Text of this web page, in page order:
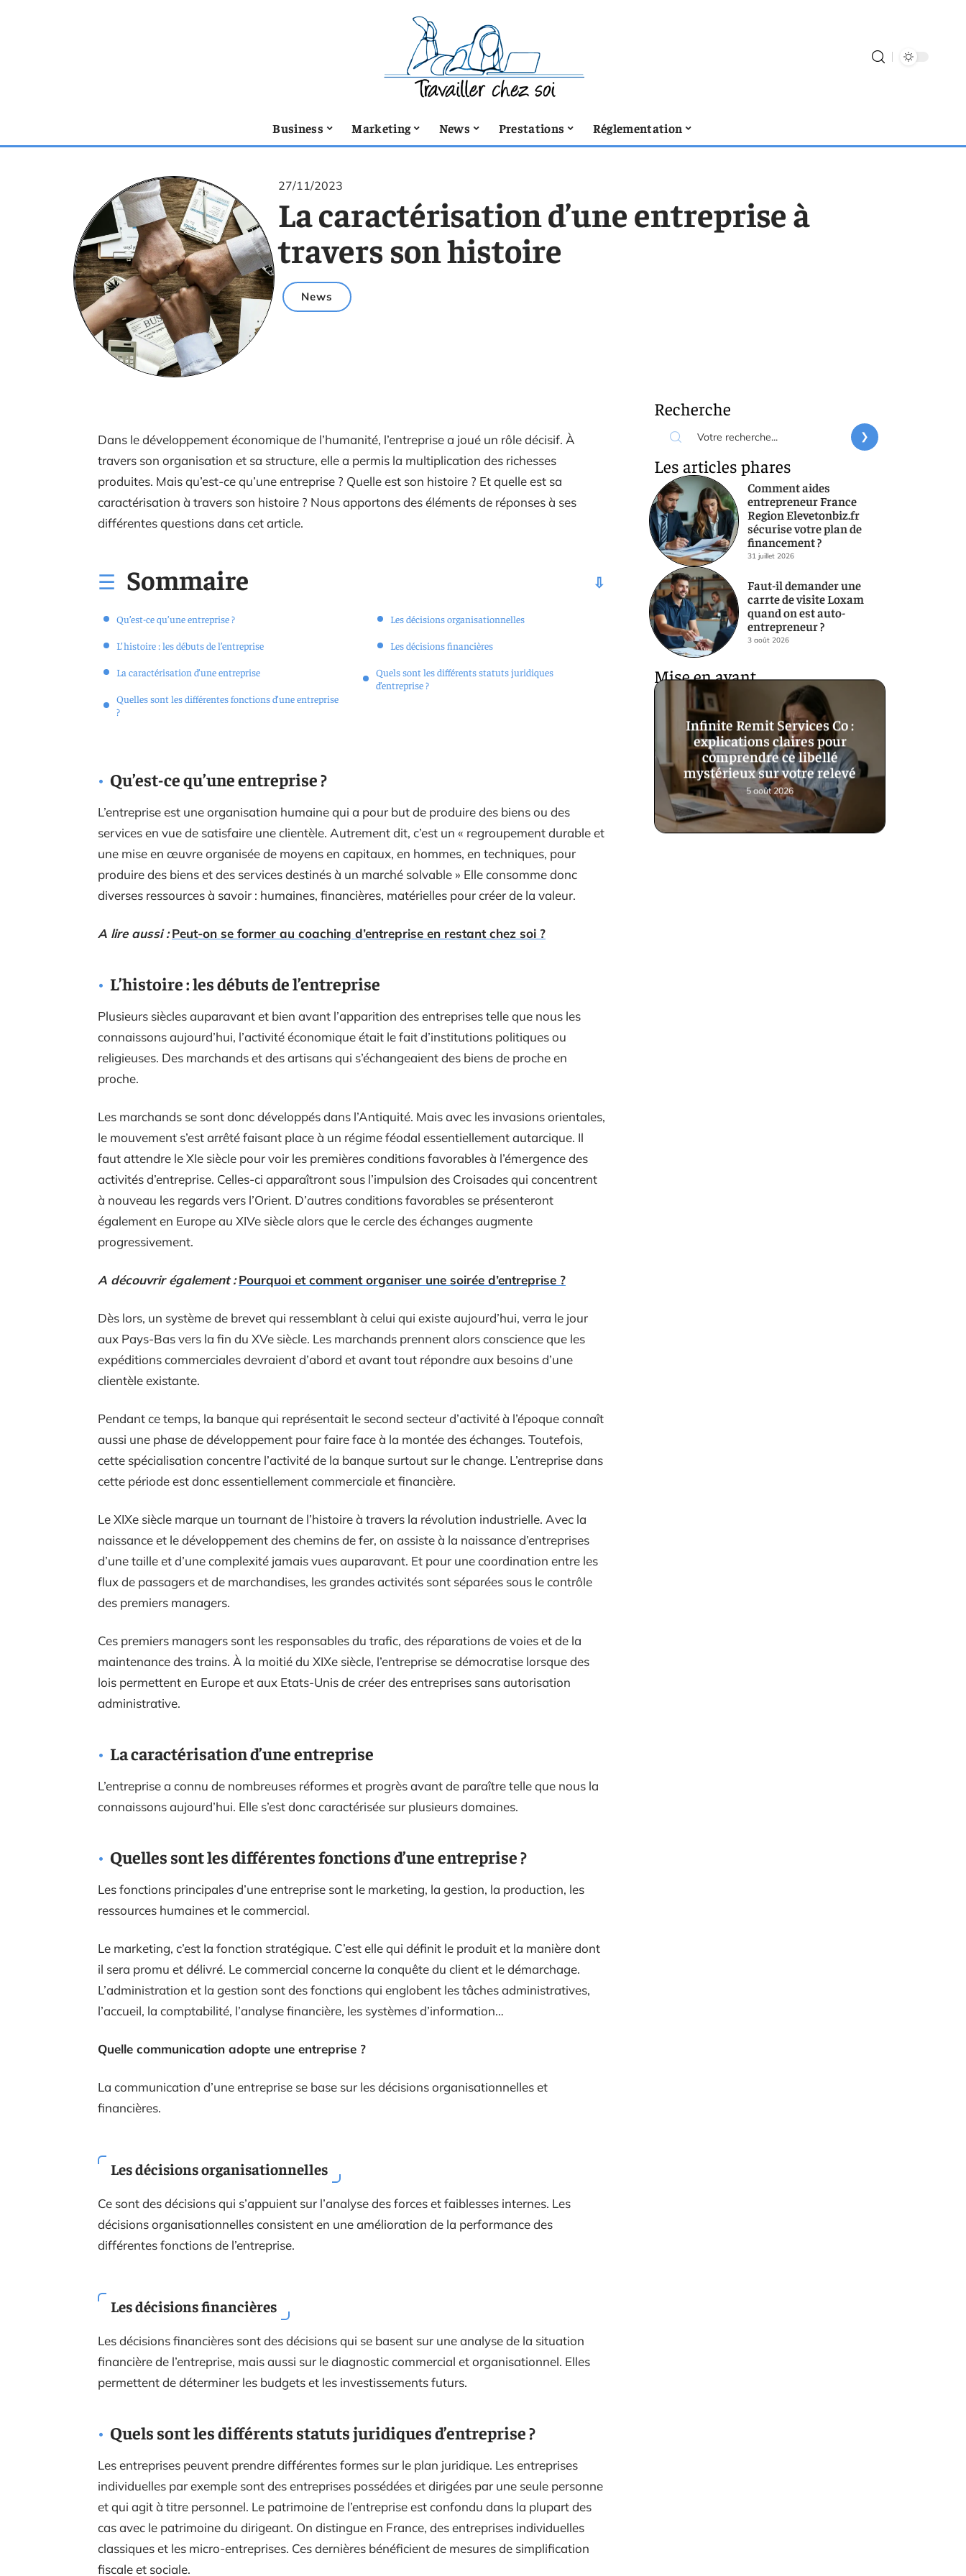
Business Marketing News Prestations Réglementation
27/11/2023
La caractérisation d’une entreprise à
travers son histoire
News
Dans le développement économique de l’humanité, l’entreprise a joué un rôle décisif. À
travers son organisation et sa structure, elle a permis la multiplication des richesses
produites. Mais qu’est-ce qu’une entreprise ? Quelle est son histoire ? Et quelle est sa
caractérisation à travers son histoire ? Nous apportons des éléments de réponses à ses
différentes questions dans cet article.
Sommaire
Qu’est-ce qu’une entreprise ?
L’histoire : les débuts de l’entreprise
La caractérisation d’une entreprise
Quelles sont les différentes fonctions d’une entreprise
?
Les décisions organisationnelles
Les décisions financières
Quels sont les différents statuts juridiques
d’entreprise ?
Qu’est-ce qu’une entreprise ?
L’entreprise est une organisation humaine qui a pour but de produire des biens ou des
services en vue de satisfaire une clientèle. Autrement dit, c’est un « regroupement durable et
une mise en œuvre organisée de moyens en capitaux, en hommes, en techniques, pour
produire des biens et des services destinés à un marché solvable » Elle consomme donc
diverses ressources à savoir : humaines, financières, matérielles pour créer de la valeur.
A lire aussi : Peut-on se former au coaching d’entreprise en restant chez soi ?
L’histoire : les débuts de l’entreprise
Plusieurs siècles auparavant et bien avant l’apparition des entreprises telle que nous les
connaissons aujourd’hui, l’activité économique était le fait d’institutions politiques ou
religieuses. Des marchands et des artisans qui s’échangeaient des biens de proche en
proche.
Les marchands se sont donc développés dans l’Antiquité. Mais avec les invasions orientales,
le mouvement s’est arrêté faisant place à un régime féodal essentiellement autarcique. Il
faut attendre le XIe siècle pour voir les premières conditions favorables à l’émergence des
activités d’entreprise. Celles-ci apparaîtront sous l’impulsion des Croisades qui concentrent
à nouveau les regards vers l’Orient. D’autres conditions favorables se présenteront
également en Europe au XIVe siècle alors que le cercle des échanges augmente
progressivement.
A découvrir également : Pourquoi et comment organiser une soirée d’entreprise ?
Dès lors, un système de brevet qui ressemblant à celui qui existe aujourd’hui, verra le jour
aux Pays-Bas vers la fin du XVe siècle. Les marchands prennent alors conscience que les
expéditions commerciales devraient d’abord et avant tout répondre aux besoins d’une
clientèle existante.
Pendant ce temps, la banque qui représentait le second secteur d’activité à l’époque connaît
aussi une phase de développement pour faire face à la montée des échanges. Toutefois,
cette spécialisation concentre l’activité de la banque surtout sur le change. L’entreprise dans
cette période est donc essentiellement commerciale et financière.
Le XIXe siècle marque un tournant de l’histoire à travers la révolution industrielle. Avec la
naissance et le développement des chemins de fer, on assiste à la naissance d’entreprises
d’une taille et d’une complexité jamais vues auparavant. Et pour une coordination entre les
flux de passagers et de marchandises, les grandes activités sont séparées sous le contrôle
des premiers managers.
Ces premiers managers sont les responsables du trafic, des réparations de voies et de la
maintenance des trains. À la moitié du XIXe siècle, l’entreprise se démocratise lorsque des
lois permettent en Europe et aux Etats-Unis de créer des entreprises sans autorisation
administrative.
La caractérisation d’une entreprise
L’entreprise a connu de nombreuses réformes et progrès avant de paraître telle que nous la
connaissons aujourd’hui. Elle s’est donc caractérisée sur plusieurs domaines.
Quelles sont les différentes fonctions d’une entreprise ?
Les fonctions principales d’une entreprise sont le marketing, la gestion, la production, les
ressources humaines et le commercial.
Le marketing, c’est la fonction stratégique. C’est elle qui définit le produit et la manière dont
il sera promu et délivré. Le commercial concerne la conquête du client et le démarchage.
L’administration et la gestion sont des fonctions qui englobent les tâches administratives,
l’accueil, la comptabilité, l’analyse financière, les systèmes d’information…
Quelle communication adopte une entreprise ?
La communication d’une entreprise se base sur les décisions organisationnelles et
financières.
Les décisions organisationnelles
Ce sont des décisions qui s’appuient sur l’analyse des forces et faiblesses internes. Les
décisions organisationnelles consistent en une amélioration de la performance des
différentes fonctions de l’entreprise.
Les décisions financières
Les décisions financières sont des décisions qui se basent sur une analyse de la situation
financière de l’entreprise, mais aussi sur le diagnostic commercial et organisationnel. Elles
permettent de déterminer les budgets et les investissements futurs.
Quels sont les différents statuts juridiques d’entreprise ?
Les entreprises peuvent prendre différentes formes sur le plan juridique. Les entreprises
individuelles par exemple sont des entreprises possédées et dirigées par une seule personne
et qui agit à titre personnel. Le patrimoine de l’entreprise est confondu dans la plupart des
cas avec le patrimoine du dirigeant. On distingue en France, des entreprises individuelles
classiques et les micro-entreprises. Ces dernières bénéficient de mesures de simplification
fiscale et sociale.
Recherche
Les articles phares
Comment aides
entrepreneur France
Region Elevetonbiz.fr
sécurise votre plan de
financement ?
31 juillet 2026
Faut-il demander une
carrte de visite Loxam
quand on est auto-
entrepreneur ?
3 août 2026
Mise en avant
Infinite Remit Services Co :
explications claires pour
comprendre ce libellé
mystérieux sur votre relevé
5 août 2026